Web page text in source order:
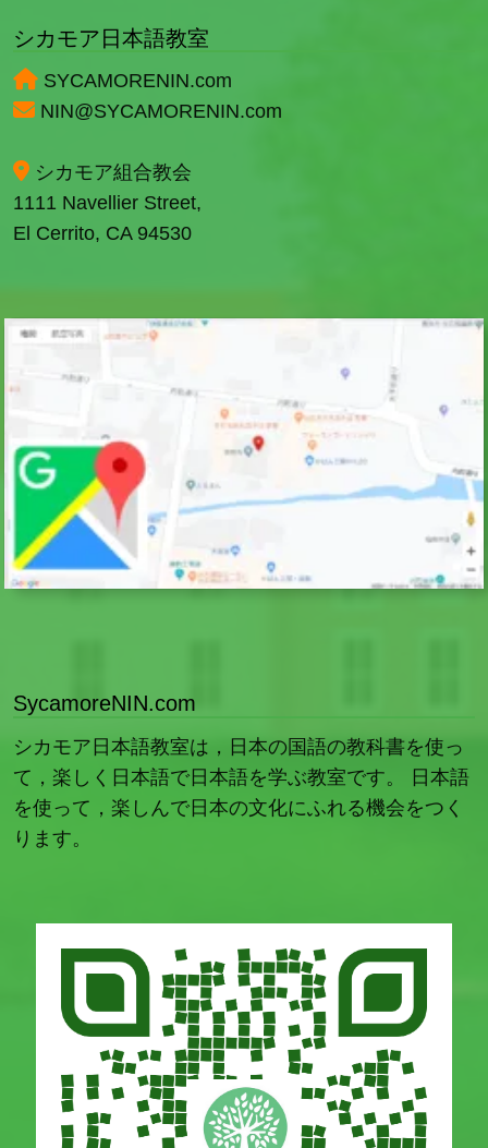
シカモア日本語教室
SYCAMORENIN.com
NIN@SYCAMORENIN.com
シカモア組合教会
1111 Navellier Street,
El Cerrito, CA 94530
SycamoreNIN.com
シカモア日本語教室は，日本の国語の教科書を使っ
て，楽しく日本語で日本語を学ぶ教室です。 日本語
を使って，楽しんで日本の文化にふれる機会をつく
ります。